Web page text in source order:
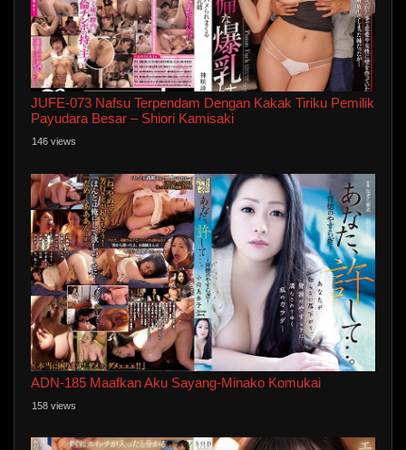
JUFE-073 Nafsu Terpendam Dengan Kakak Tiriku Pemilik
Payudara Besar – Shiori Kamisaki
146 views
ADN-185 Maafkan Aku Sayang-Minako Komukai
158 views